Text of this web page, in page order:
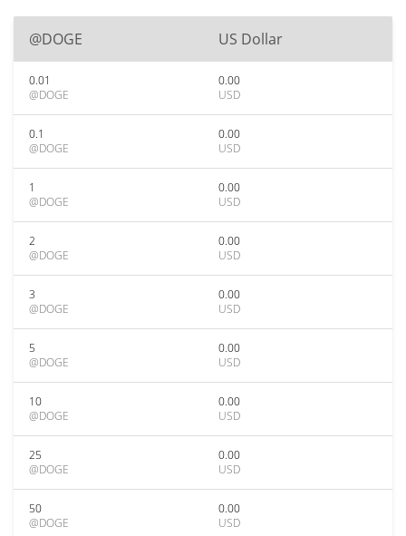
@DOGE US Dollar
0.01
@DOGE
0.00
USD
0.1
@DOGE
0.00
USD
1
@DOGE
0.00
USD
2
@DOGE
0.00
USD
3
@DOGE
0.00
USD
5
@DOGE
0.00
USD
10
@DOGE
0.00
USD
25
@DOGE
0.00
USD
50
@DOGE
0.00
USD